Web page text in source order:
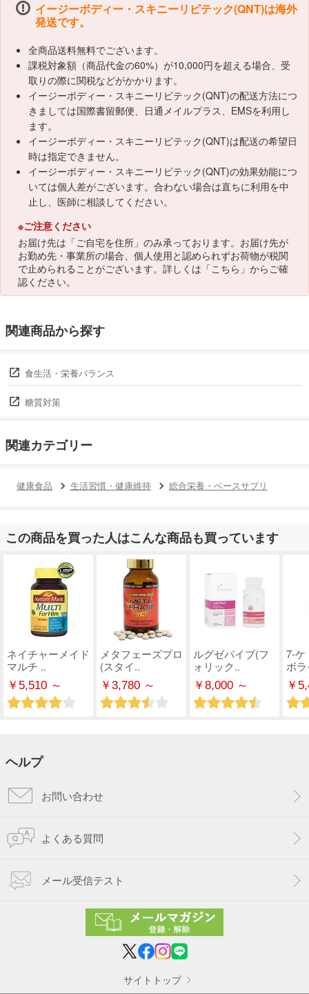
イージーボディー・スキニーリピテック(QNT)は海外
発送です。
全商品送料無料でございます。
課税対象額（商品代金の60%）が10,000円を超える場合、受
取りの際に関税などがかかります。
イージーボディー・スキニーリピテック(QNT)の配送方法につ
きましては国際書留郵便、日通メイルプラス、EMSを利用し
ます。
イージーボディー・スキニーリピテック(QNT)は配送の希望日
時は指定できません。
イージーボディー・スキニーリピテック(QNT)の効果効能につ
いては個人差がございます。合わない場合は直ちに利用を中
止し、医師に相談してください。
※ご注意ください
お届け先は「ご自宅を住所」のみ承っております。お届け先が
お勤め先・事業所の場合、個人使用と認められずお荷物が税関
で止められることがございます。詳しくは「こちら 」からご確
認ください。
関連商品から探す
食生活・栄養バランス
糖質対策
関連カテゴリー
健康食品 生活習慣・健康維持 総合栄養・ベースサプリ
この商品を買った人はこんな商品も買っています
ネイチャーメイド
マルチ ..
￥5,510 ～
メタフェーズプロ
(スタイ..
￥3,780 ～
ルグゼバイブ(フ
ォリック..
￥8,000 ～
7-ケ
ボ
￥
ヘルプ
お問い合わせ
よくある質問
メール受信テスト
サイトトップ